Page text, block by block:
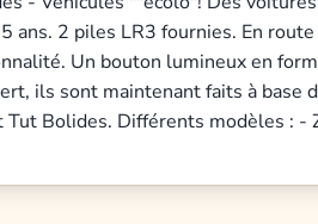
ans. 2 piles LR3 fournies. En
Un bouton lumineux en
ils sont maintenant faits à base
Bolides. Différents modèles : -